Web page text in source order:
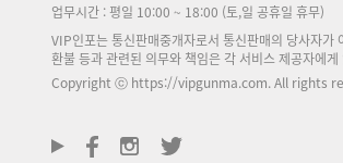
업무시간 : 평일 10:00 ~ 18:00 (토,일 공휴일 휴무)
VIP인포는 통신판매중개자로서 통신판매의 당사자가
환불 등과 관련된 의무와 책임은 각 서비스 제공자에게
Copyright ⓒ https://vipgunma.com. All rights